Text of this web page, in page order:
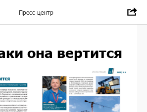
Пресс-центр
она вертится